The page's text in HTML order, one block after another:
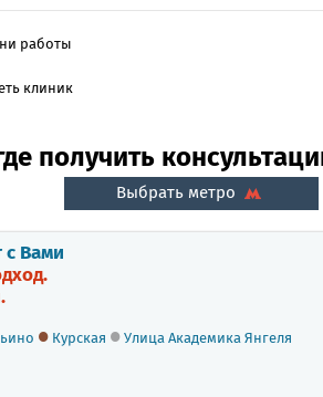
работы
клиник
получить
Выбрать метро
с Вами
• Курская • Улица Академика Янгеля